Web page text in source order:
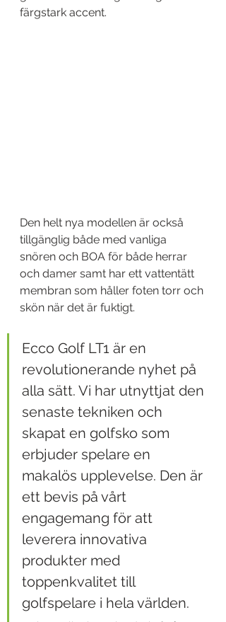
färgstark accent.
Den helt nya modellen är också
tillgänglig både med vanliga
snören och BOA för både herrar
och damer samt har ett vattentätt
membran som håller foten torr och
skön när det är fuktigt.
Ecco Golf LT1 är en
revolutionerande nyhet på
alla sätt. Vi har utnyttjat den
senaste tekniken och
skapat en golfsko som
erbjuder spelare en
makalös upplevelse. Den är
ett bevis på vårt
engagemang för att
leverera innovativa
produkter med
toppenkvalitet till
golfspelare i hela världen.